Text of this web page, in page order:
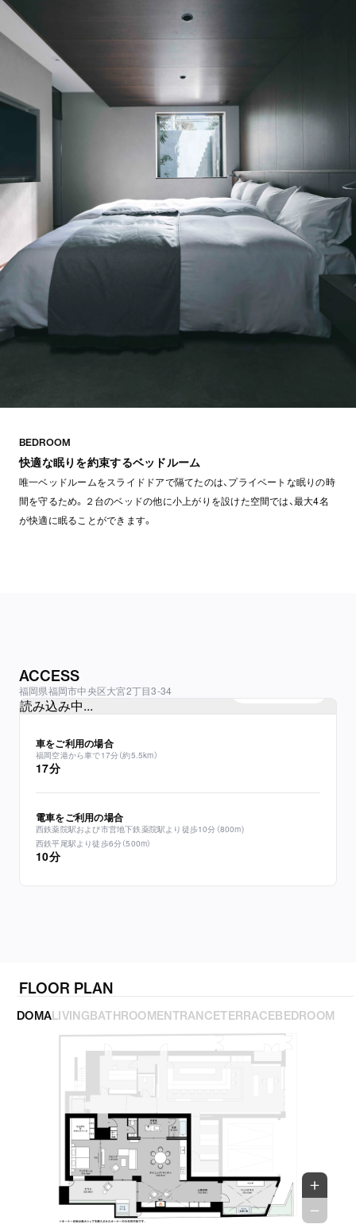
BEDROOM
快適な眠りを約束するベッドルーム
唯一ベッドルームをスライドドアで隔てたのは、プライベートな眠りの時
間を守るため。２台のベッドの他に小上がりを設けた空間では、最大4名
が快適に眠ることができます。
ACCESS
福岡県福岡市中央区大宮2丁目3-34
読み込み中...
車をご利用の場合
福岡空港から車で17分（約5.5km）
17分
電車をご利用の場合
西鉄薬院駅および市営地下鉄薬院駅より徒歩10分​（800m)
西鉄平尾駅より徒歩6分（500m）
10分
FLOOR PLAN
DOMALIVINGBATHROOMENTRANCETERRACEBEDROOM